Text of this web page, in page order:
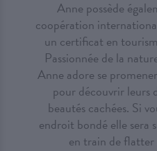
Anne possède
coopération
un certificat en
Passionnée de la
Anne adore se
pour découvrir leurs
beautés cachées. Si
endroit bondé elle sera
en train de